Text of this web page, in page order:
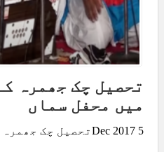
میں محفل سماں